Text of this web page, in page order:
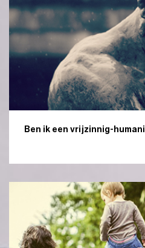
Ben ik een vrijzinnig-